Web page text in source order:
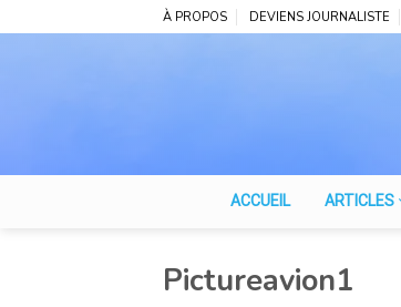
to
À PROPOS DEVIENS JOURNALISTE
ACCUEIL ARTICLES
Pictureavion1